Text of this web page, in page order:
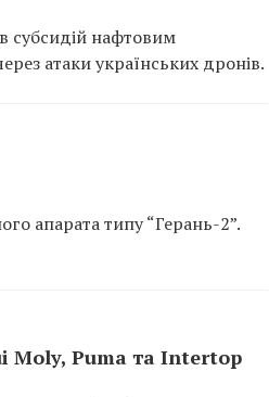
субсидій нафтовим
атаки українських дронів.
апарата типу “Герань-2”.
Moly, Puma та Intertop